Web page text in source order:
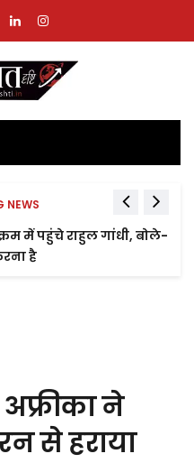
NEWS
में पहुंचे राहुल गांधी, बोले-
है
ने
से हराया